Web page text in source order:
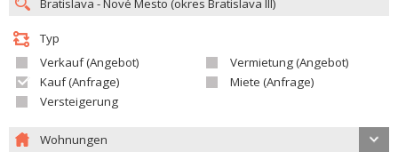
Typ
Verkauf (Angebot)
Vermietung (Angebot)
Kauf (Anfrage)
Miete (Anfrage)
Versteigerung
Wohnungen